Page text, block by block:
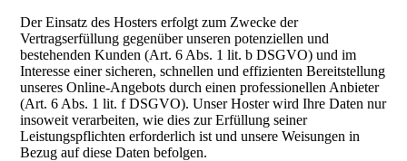
Der Einsatz des Hosters erfolgt zum Zwecke der
Vertragserfüllung gegenüber unseren potenziellen und
bestehenden Kunden (Art. 6 Abs. 1 lit. b DSGVO) und im
Interesse einer sicheren, schnellen und effizienten Bereitstellung
unseres Online-Angebots durch einen professionellen Anbieter
(Art. 6 Abs. 1 lit. f DSGVO). Unser Hoster wird Ihre Daten nur
insoweit verarbeiten, wie dies zur Erfüllung seiner
Leistungspflichten erforderlich ist und unsere Weisungen in
Bezug auf diese Daten befolgen.